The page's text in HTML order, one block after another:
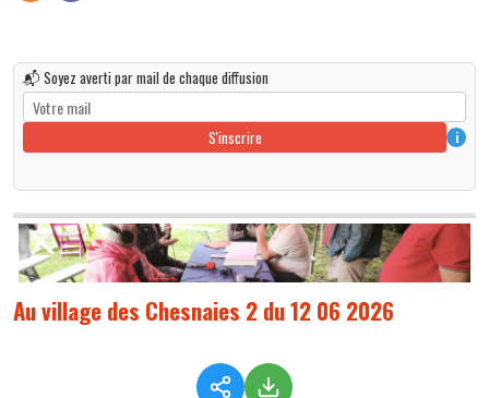
📬 Soyez averti par mail de chaque diffusion
S'inscrire i
Au village des Chesnaies 2 du 12 06 2026